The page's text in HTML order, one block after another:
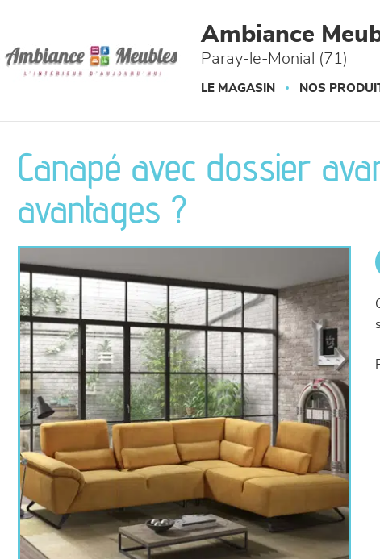
Ambiance
Paray-le-Monial (71)
LE MAGASIN NOS
Canapé avec dossier
avantages ?